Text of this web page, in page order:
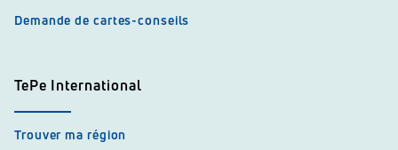
Demande de cartes-conseils
TePe International
Trouver ma région